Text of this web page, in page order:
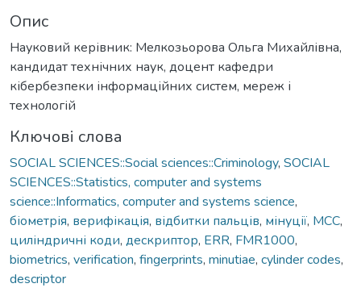
Опис
Науковий керівник: Мелкозьорова Ольга Михайлівна,
кандидат технічних наук, доцент кафедри
кібербезпеки інформаційних систем, мереж і
технологій
Ключові слова
SOCIAL SCIENCES::Social sciences::Criminology, SOCIAL
SCIENCES::Statistics, computer and systems
science::Informatics, computer and systems science,
біометрія, верифікація, відбитки пальців, мінуції, MCC,
циліндричні коди, дескриптор, ERR, FMR1000,
biometrics, verification, fingerprints, minutiae, cylinder codes,
descriptor